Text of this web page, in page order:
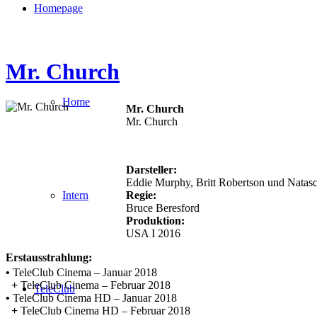
Homepage
Home
Intern
TeleClub
Mr. Church
Mr. Church
Mr. Church
Darsteller:
Eddie Murphy, Britt Robertson und
Regie:
Bruce Beresford
Produktion:
USA I 2016
Erstausstrahlung:
• TeleClub Cinema – Januar 2018
+ TeleClub Cinema – Februar 2018
• TeleClub Cinema HD – Januar 2018
+ TeleClub Cinema HD – Februar 2018